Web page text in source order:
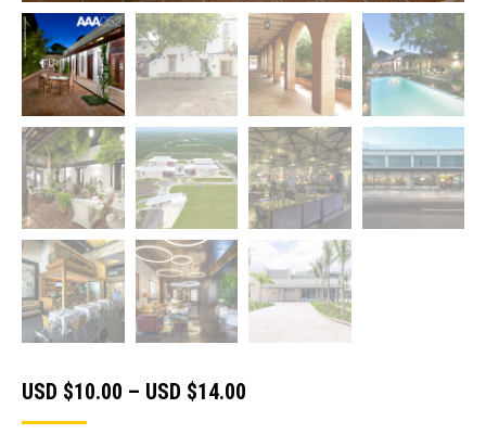
USD $10.00 – USD $14.00